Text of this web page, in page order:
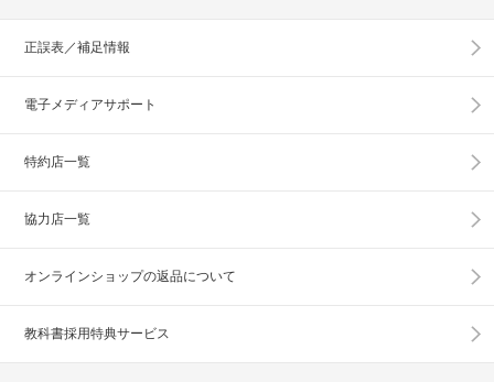
正誤表／補足情報
電子メディアサポート
特約店一覧
協力店一覧
オンラインショップの返品について
教科書採用特典サービス